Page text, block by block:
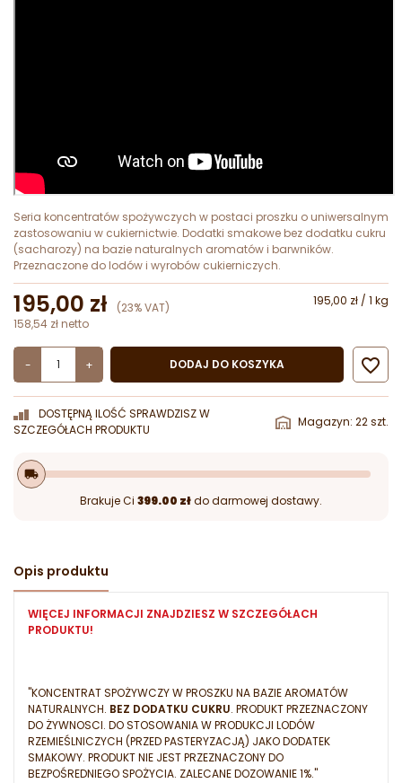
Seria koncentratów spożywczych w postaci proszku o uniwersalnym
zastosowaniu w cukiernictwie. Dodatki smakowe bez dodatku cukru
(sacharozy) na bazie naturalnych aromatów i barwników.
Przeznaczone do lodów i wyrobów cukierniczych.
195,00 zł (23% VAT)
195,00 zł / 1 kg
158,54 zł netto
- + DODAJ DO KOSZYKA 
DOSTĘPNĄ ILOŚĆ SPRAWDZISZ W
SZCZEGÓŁACH PRODUKTU
Magazyn: 22 szt.
local_shipping
Brakuje Ci 399.00 złdo darmowej dostawy.
Opis produktu
WIĘCEJ INFORMACJI ZNAJDZIESZ W SZCZEGÓŁACH
PRODUKTU!
"KONCENTRAT SPOŻYWCZY W PROSZKU NA BAZIE AROMATÓW
NATURALNYCH. BEZ DODATKU CUKRU. PRODUKT PRZEZNACZONY
DO ŻYWNOSCI. DO STOSOWANIA W PRODUKCJI LODÓW
RZEMIEŚLNICZYCH (PRZED PASTERYZACJĄ) JAKO DODATEK
SMAKOWY. PRODUKT NIE JEST PRZEZNACZONY DO
BEZPOŚREDNIEGO SPOŻYCIA. ZALECANE DOZOWANIE 1%."